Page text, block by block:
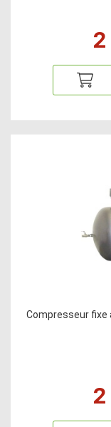
Compresseur fixe